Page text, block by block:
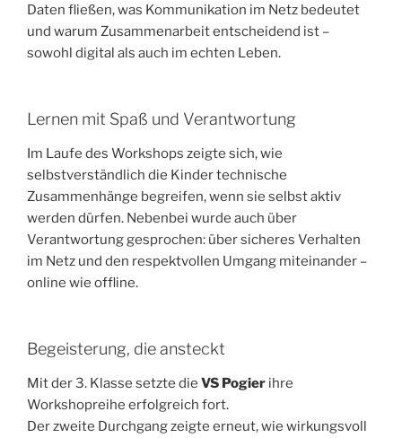
Daten fließen, was Kommunikation im Netz bedeutet
und warum Zusammenarbeit entscheidend ist –
sowohl digital als auch im echten Leben.
Lernen mit Spaß und Verantwortung
Im Laufe des Workshops zeigte sich, wie
selbstverständlich die Kinder technische
Zusammenhänge begreifen, wenn sie selbst aktiv
werden dürfen. Nebenbei wurde auch über
Verantwortung gesprochen: über sicheres Verhalten
im Netz und den respektvollen Umgang miteinander –
online wie offline.
Begeisterung, die ansteckt
Mit der 3. Klasse setzte die VS Pogier ihre
Workshopreihe erfolgreich fort.
Der zweite Durchgang zeigte erneut, wie wirkungsvoll